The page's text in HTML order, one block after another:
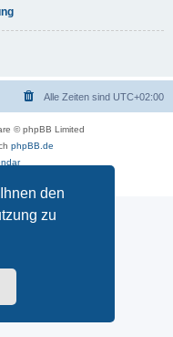
den
zu
Alle Zeiten sind UTC+02:00
© phpBB Limited
phpBB.de